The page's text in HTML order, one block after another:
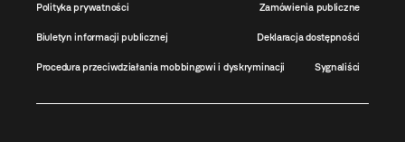
Polityka prywatności Zamówienia publiczne
Biuletyn informacji publicznej Deklaracja dostępności
Procedura przeciwdziałania mobbingowi i dyskryminacji Sygnaliści